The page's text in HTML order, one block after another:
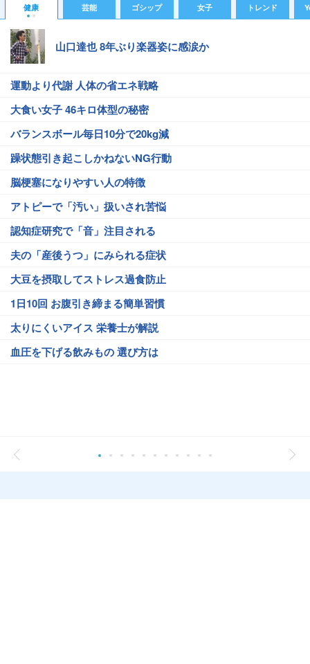
健康 芸能 ゴシップ 女子 トレンド
山口達也 8年ぶり楽器姿に感涙か
運動より代謝 人体の省エネ戦略
大食い女子 46キロ体型の秘密
バランスボール毎日10分で20kg減
躁状態引き起こしかねないNG行動
脳梗塞になりやすい人の特徴
アトピーで「汚い」扱いされ苦悩
認知症研究で「音」注目される
夫の「産後うつ」にみられる症状
大豆を摂取してストレス過食防止
1日10回 お腹引き締まる簡単習慣
太りにくいアイス 栄養士が解説
血圧を下げる飲みもの 選び方は